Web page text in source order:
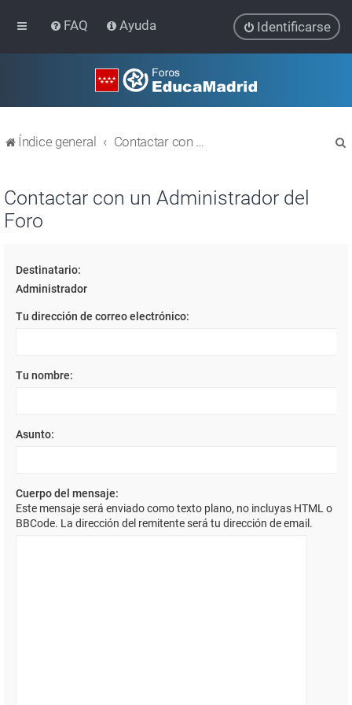
FAQ Ayuda Identificarse
Índice general Contactar con un Administrador del Foro
Contactar con un Administrador del
Foro
Destinatario:
Administrador
Tu dirección de correo electrónico:
Tu nombre:
Asunto:
Cuerpo del mensaje:
Este mensaje será enviado como texto plano, no incluyas HTML o
BBCode. La dirección del remitente será tu dirección de email.